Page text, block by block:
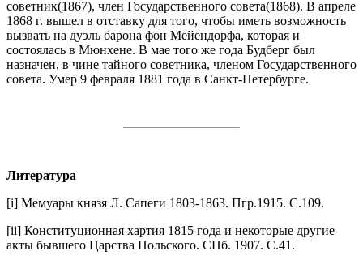
советник(1867), член Государственного совета(1868). В апреле
1868 г. вышел в отставку для того, чтобы иметь возможность
вызвать на дуэль барона фон Мейендорфа, которая и
состоялась в Мюнхене. В мае того же года Будберг был
назначен, в чине тайного советника, членом Государственного
совета. Умер 9 февраля 1881 года в Санкт-Петербурге.
Литература
[i] Мемуары князя Л. Сапеги 1803-1863. Пгр.1915. С.109.
[ii] Конституционная хартия 1815 года и некоторые другие
акты бывшего Царства Польского. СПб. 1907. С.41.